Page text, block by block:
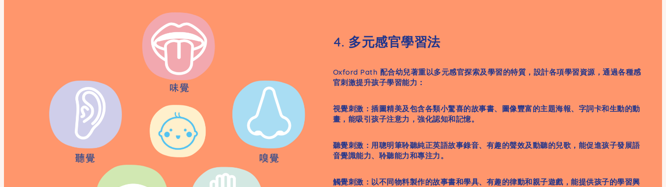
4. 多元感官學習法
Oxford Path 配合幼兒著重以多元感官探索及學習的特質，設計各項學習資源，通過各種感
官刺激提升孩子學習能力：
視覺刺激：插圖精美及包含各類小驚喜的故事書、圖像豐富的主題海報、字詞卡和生動的動
畫，能吸引孩子注意力，強化認知和記憶。
聽覺刺激：用聰明筆聆聽純正英語故事錄音、有趣的聲效及動聽的兒歌，能促進孩子發展語
音覺識能力、聆聽能力和專注力。
觸覺刺激：以不同物料製作的故事書和學具、有趣的律動和親子遊戲，能提供孩子的學習興